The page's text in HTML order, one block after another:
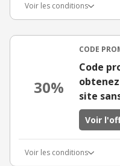
Voir les conditions
30%
CODE
Code
obtenez
site
Voir
Voir les conditions